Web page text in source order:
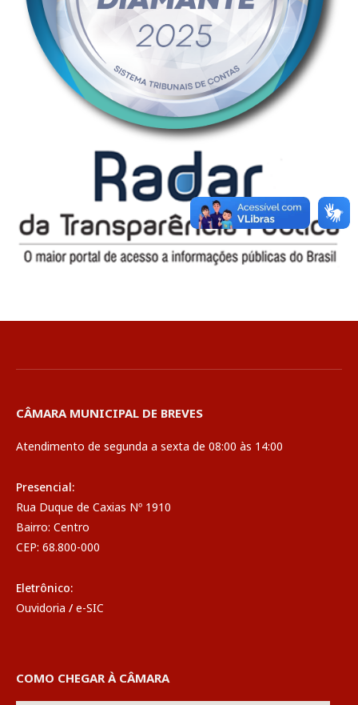
CÂMARA MUNICIPAL DE BREVES
Atendimento de segunda a sexta de 08:00 às 14:00
Presencial:
Rua Duque de Caxias Nº 1910
Bairro: Centro
CEP: 68.800-000
Eletrônico:
Ouvidoria / e-SIC
COMO CHEGAR À CÂMARA